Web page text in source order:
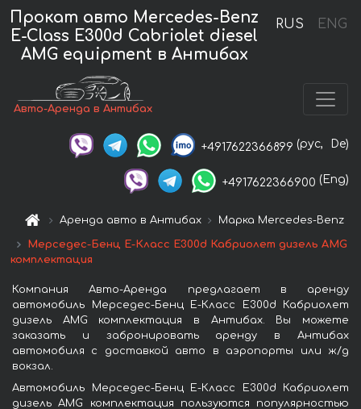
RUS ENG
Прокат авто Mercedes-Benz
E-Class E300d Cabriolet diesel
AMG equipment в Антибах
Авто-Аренда в Антибах
+4917622366899 (рус, De)
+4917622366900 (Eng)
Аренда авто в Антибах Марка Mercedes-Benz
Мерседес-Бенц Е-Класс Е300d Кабриолет дизель AMG
комплектация
Компания Авто-Аренда предлагает в аренду
автомобиль Мерседес-Бенц Е-Класс Е300d Кабриолет
дизель AMG комплектация в Антибах. Вы можете
заказать и забронировать аренду в Антибах
автомобиля с доставкой авто в аэропорты или ж/д
вокзал.
Автомобиль Мерседес-Бенц Е-Класс Е300d Кабриолет
дизель AMG комплектация пользуются популярностью